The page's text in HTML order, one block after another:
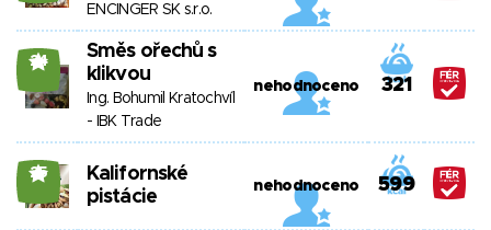
ENCINGER SK s.r.o.
24
Směs ořechů s
klikvou
Ing. Bohumil Kratochvíl
- IBK Trade
nehodnoceno 321
25
Kalifornské
pistácie
nehodnoceno 599